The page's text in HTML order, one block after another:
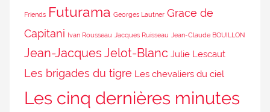
Friends Futurama Georges Lautner Grace de
Capitani Ivan Rousseau Jacques Ruisseau Jean-Claude BOUILLON
Jean-Jacques Jelot-Blanc Julie Lescaut
Les brigades du tigre Les chevaliers du ciel
Les cinq dernières minutes